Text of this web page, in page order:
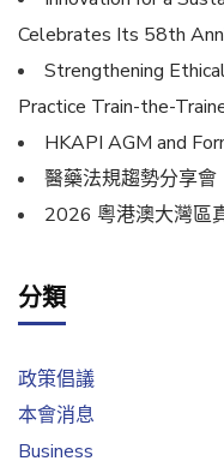
Celebrates Its 58th
Strengthening
Practice Train-the-
HKAPI AGM and
醫藥法規趨勢分享會
2026 粵港澳大灣區
分類
政策倡議
本會消息
Business